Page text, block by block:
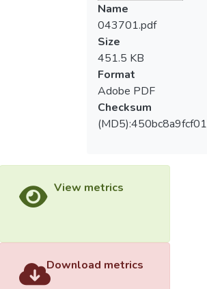
Name
043701.pdf
Size
451.5 KB
Format
Adobe PDF
Checksum
View metrics
Download metrics